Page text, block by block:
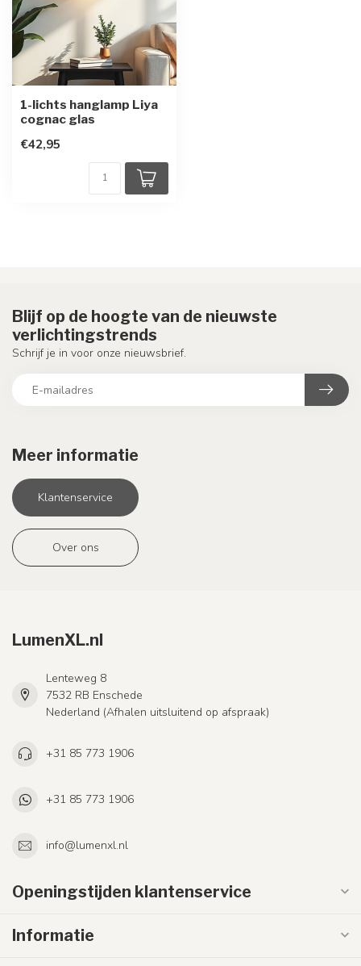
1-lichts hanglamp Liya
cognac glas
€42,95
Meer informatie
Klantenservice
Over ons
Blijf op de hoogte van de nieuwste
verlichtingstrends
Schrijf je in voor onze nieuwsbrief.
LumenXL.nl
Lenteweg 8
7532 RB Enschede
Nederland (Afhalen uitsluitend op afspraak)
+31 85 773 1906
+31 85 773 1906
info@lumenxl.nl
Openingstijden klantenservice
Informatie